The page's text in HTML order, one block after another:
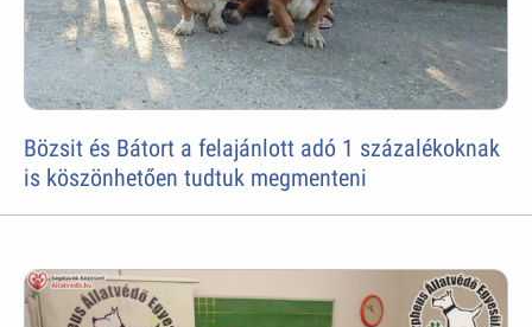
Bözsit és Bátort a felajánlott adó 1 százalékoknak
is köszönhetően tudtuk megmenteni